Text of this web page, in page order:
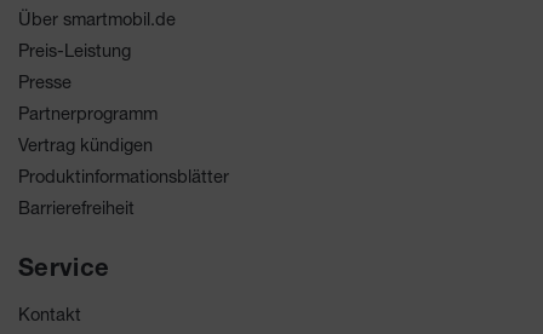
Über smartmobil.de
Preis-Leistung
Presse
Partnerprogramm
Vertrag kündigen
Produktinformationsblätter
Barrierefreiheit
Service
Kontakt